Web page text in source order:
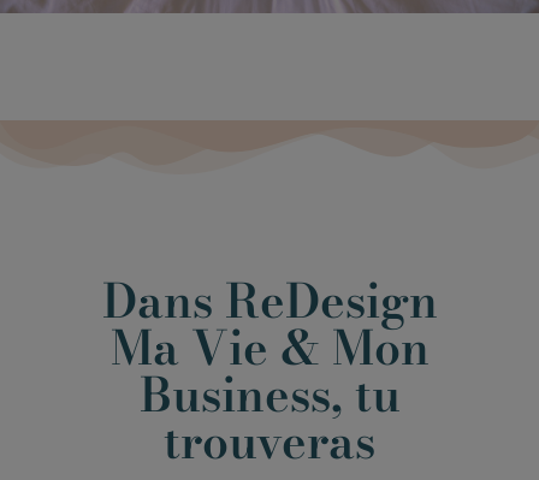
Dans ReDesign
Ma Vie & Mon
Business, tu
trouveras